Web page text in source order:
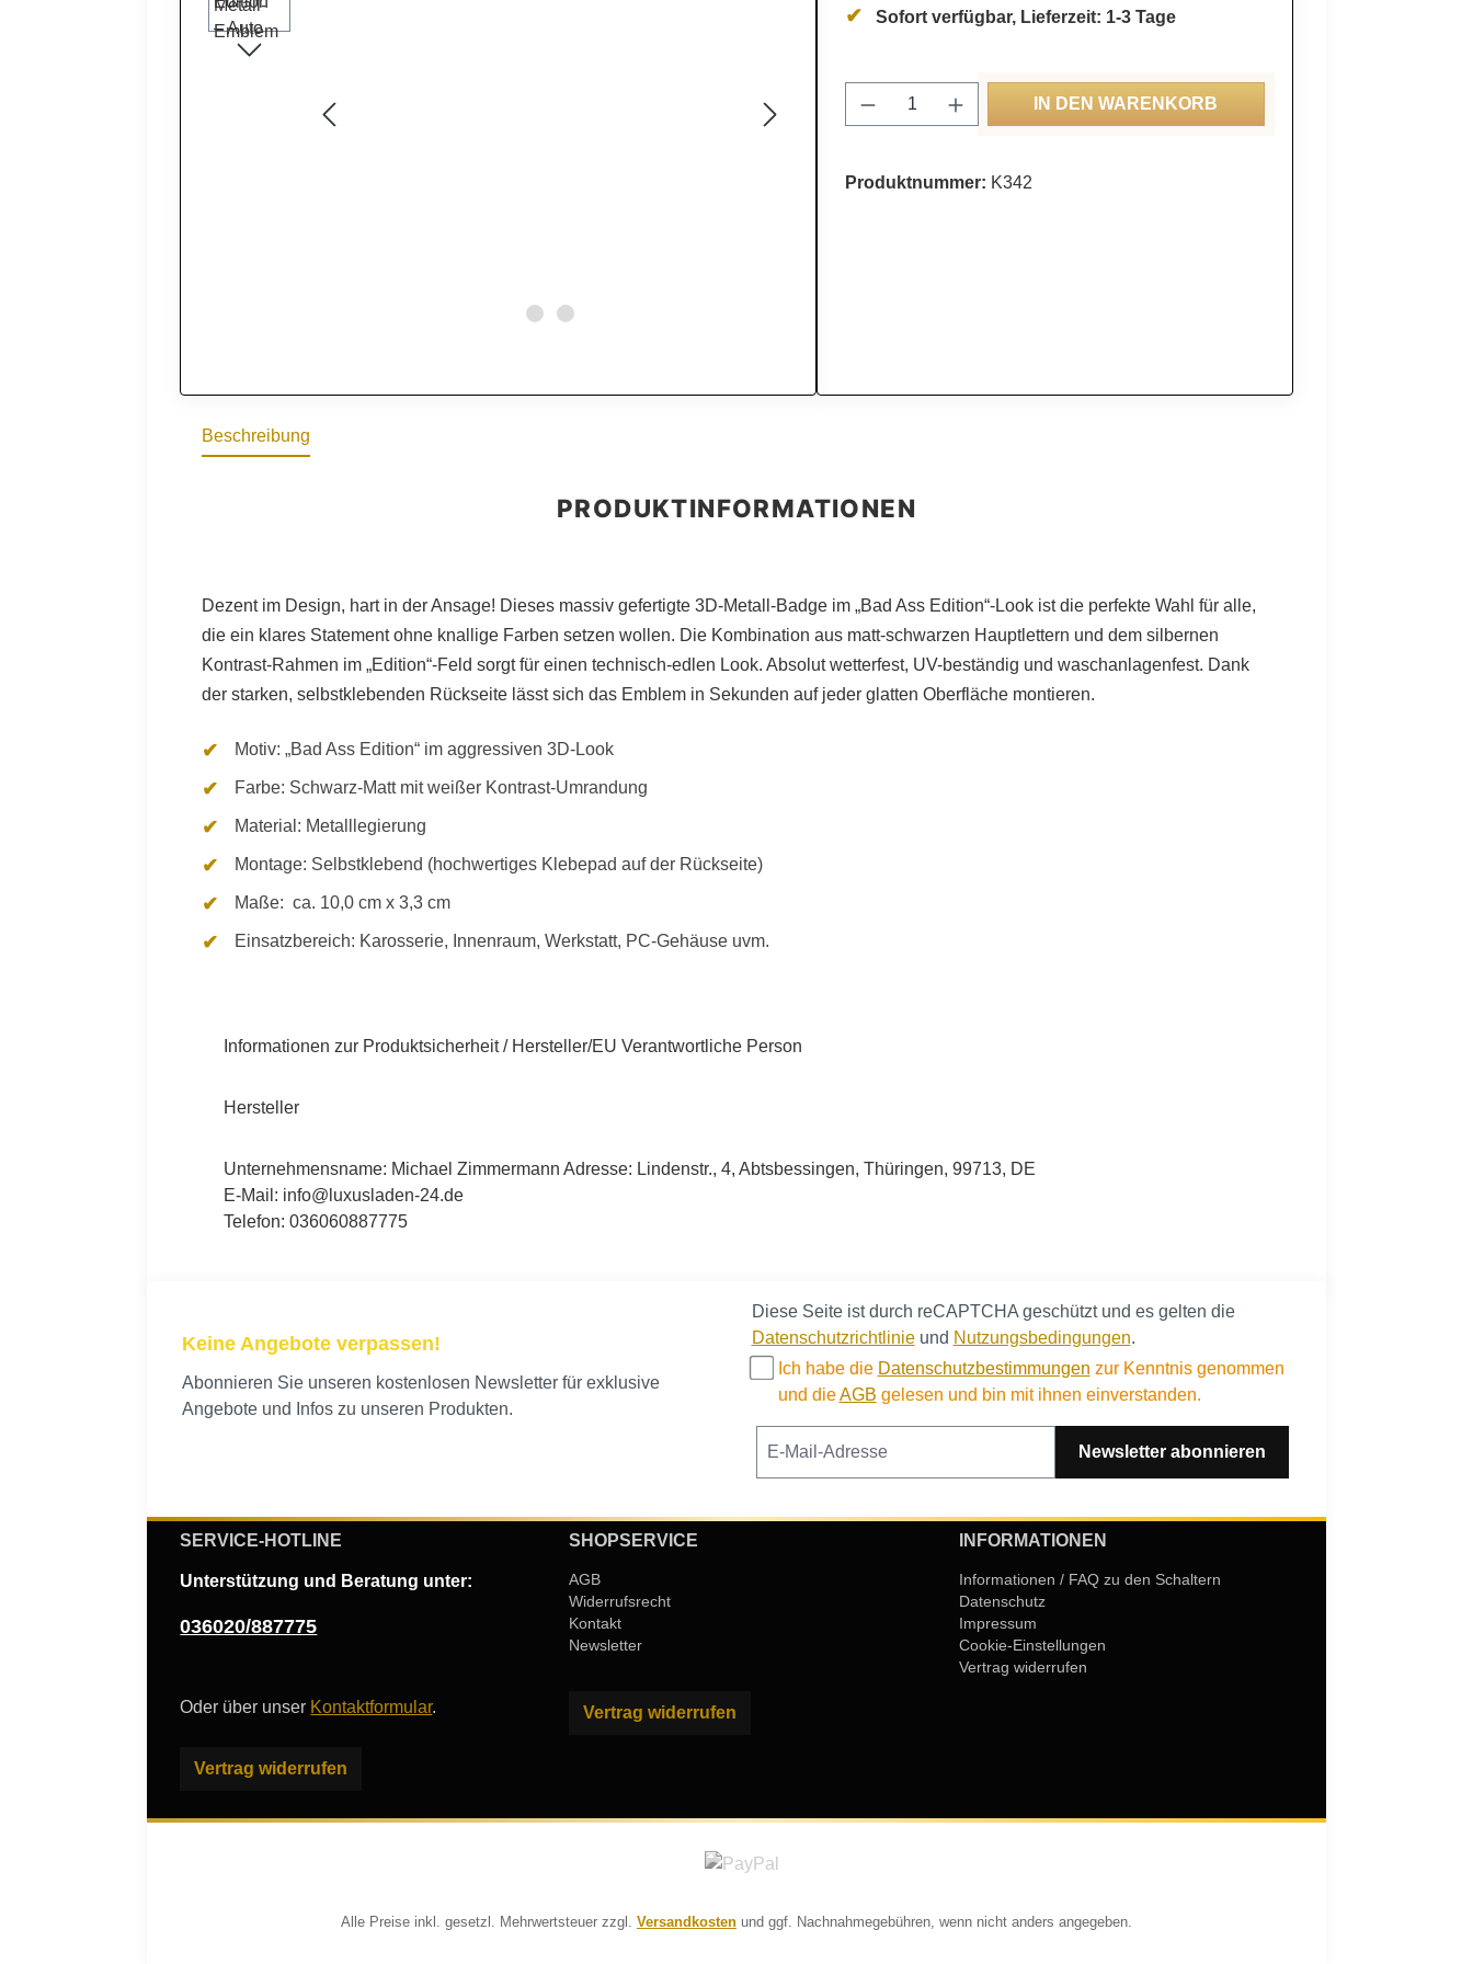
Sofort verfügbar, Lieferzeit: 1-3 Tage
Produkt Anzahl: Gib den gewünschten Wert ein
IN DEN WARENKORB
Produktnummer: K342
Beschreibung
Dezent im Design, hart in der Ansage! Dieses massiv gefertigte 3D-Metall-Badge im „Bad Ass Edition“-Look ist die perfekte Wahl für alle,
die ein klares Statement ohne knallige Farben setzen wollen. Die Kombination aus matt-schwarzen Hauptlettern und dem silbernen
Kontrast-Rahmen im „Edition“-Feld sorgt für einen technisch-edlen Look. Absolut wetterfest, UV-beständig und waschanlagenfest. Dank
der starken, selbstklebenden Rückseite lässt sich das Emblem in Sekunden auf jeder glatten Oberfläche montieren.
Motiv:„Bad Ass Edition“ im aggressiven 3D-Look
Farbe: Schwarz-Matt mit weißer Kontrast-Umrandung
Material: Metalllegierung
Montage: Selbstklebend (hochwertiges Klebepad auf der Rückseite)
Maße: ca. 10,0 cm x 3,3 cm
Einsatzbereich: Karosserie, Innenraum, Werkstatt, PC-Gehäuse uvm.
Informationen zur Produktsicherheit / Hersteller/EU Verantwortliche Person
Hersteller
Unternehmensname: Michael Zimmermann Adresse: Lindenstr., 4, Abtsbessingen, Thüringen, 99713, DE
E-Mail: info@luxusladen-24.de
Telefon: 036060887775
Keine Angebote verpassen!
Abonnieren Sie unseren kostenlosen Newsletter für exklusive
Angebote und Infos zu unseren Produkten.
Diese Seite ist durch reCAPTCHA geschützt und es gelten die
Datenschutzrichtlinieund Nutzungsbedingungen.
Ich habe die Datenschutzbestimmungen zur Kenntnis genommen
und dieAGB gelesen und bin mit ihnen einverstanden.
Newsletter abonnieren
SERVICE-HOTLINE
Unterstützung und Beratung unter:
036020/887775
Oder über unser Kontaktformular.
Vertrag widerrufen
SHOPSERVICE
AGB
Widerrufsrecht
Kontakt
Newsletter
Vertrag widerrufen
INFORMATIONEN
Informationen / FAQ zu den Schaltern
Datenschutz
Impressum
Cookie-Einstellungen
Vertrag widerrufen
Alle Preise inkl. gesetzl. Mehrwertsteuer zzgl. Versandkosten und ggf. Nachnahmegebühren, wenn nicht anders angegeben.